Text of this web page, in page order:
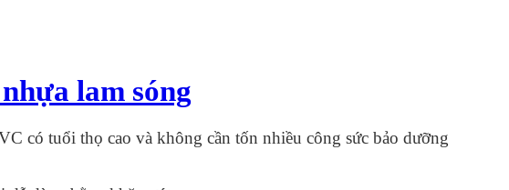
lam sóng
có tuổi thọ cao và không cần tốn nhiều công sức bảo dưỡng